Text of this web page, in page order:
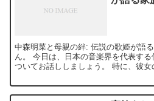
中森明菜と母親の絆: 伝説の歌姫が語
ん。 今日は、日本の音楽界を代表す
ついてお話ししましょう。 特に、彼女